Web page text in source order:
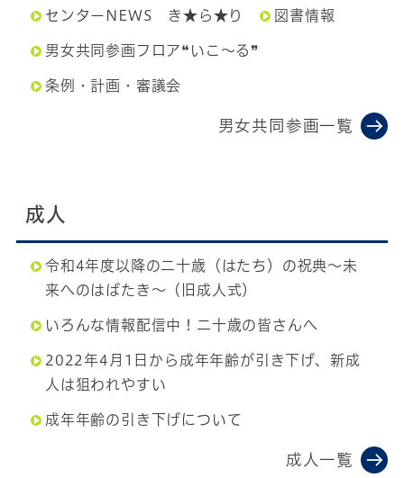
センターNEWS き★ら★り 図書情報
男女共同参画フロア❝いこ～る❞
条例・計画・審議会
男女共同参画一覧
成人
令和4年度以降の二十歳（はたち）の祝典～未
来へのはばたき～（旧成人式）
いろんな情報配信中！二十歳の皆さんへ
2022年4月1日から成年年齢が引き下げ、新成
人は狙われやすい
成年年齢の引き下げについて
成人一覧